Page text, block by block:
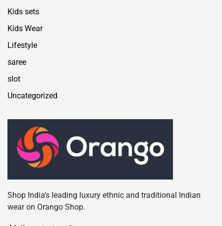
Kids sets
Kids Wear
Lifestyle
saree
slot
Uncategorized
Shop India’s leading luxury ethnic and traditional Indian
wear on Orango Shop.